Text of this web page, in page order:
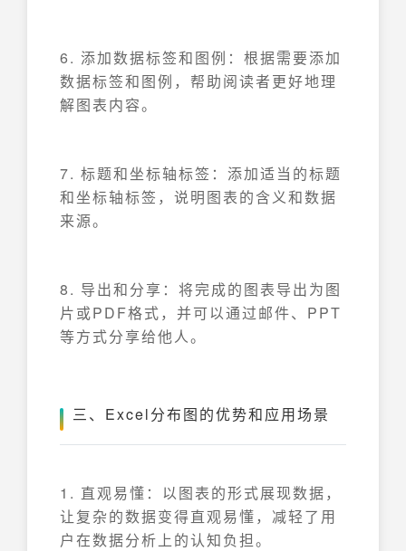
6. 添加数据标签和图例：根据需要添加
数据标签和图例，帮助阅读者更好地理
解图表内容。
7. 标题和坐标轴标签：添加适当的标题
和坐标轴标签，说明图表的含义和数据
来源。
8. 导出和分享：将完成的图表导出为图
片或PDF格式，并可以通过邮件、PPT
等方式分享给他人。
三、Excel分布图的优势和应用场景
1. 直观易懂：以图表的形式展现数据，
让复杂的数据变得直观易懂，减轻了用
户在数据分析上的认知负担。